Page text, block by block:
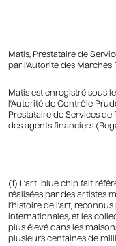
Matis, Prestataire de
par l'Autorité des Marchés
Matis est enregistré sous
l'Autorité de Contrôle
Prestataire de Services
des agents financiers
(1) L’art blue chip fait
réalisées par des artistes
l’histoire de l’art,
internationales, et les
plus élevé dans les
plusieurs centaines de